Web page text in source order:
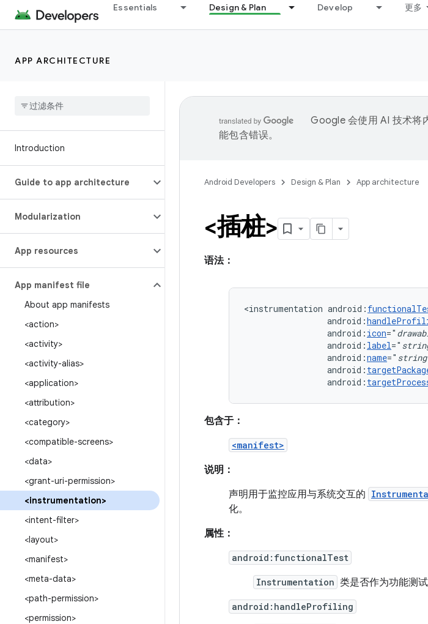
Essentials Design & Plan Develop 更多
APP ARCHITECTURE
Introduction
Guide to app architecture
Modularization
App resources
App manifest file
About app manifests
<action>
<activity>
<activity-alias>
<application>
<attribution>
<category>
<compatible-screens>
<data>
<grant-uri-permission>
<instrumentation>
<intent-filter>
<layout>
<manifest>
<meta-data>
<path-permission>
<permission>
Google 会使用 AI 技术将
能包含错误。
Android Developers Design & Plan App architecture
<插桩>
语法：
<instrumentation android:
android:
android: icon="
android: label="
android:name=" string
android:
android:
包含于：
<manifest>
说明：
声明用于监控应用与系统交互的
化。
属性：
android:functionalTest
Instrumentation 类是否作为功能测
android:handleProfiling